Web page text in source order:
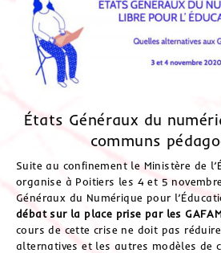
États Généraux du
communs
Suite au confinement le Ministère de
organise à Poitiers les 4 et 5
Généraux du Numérique pour
débat sur la place prise par les
cours de cette crise ne doit pas
alternatives et les autres modèles de